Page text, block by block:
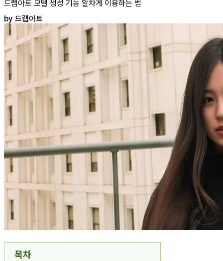
드랩아트 모델 생성 기능 알차게 이용하는 법
by 드랩아트
목차